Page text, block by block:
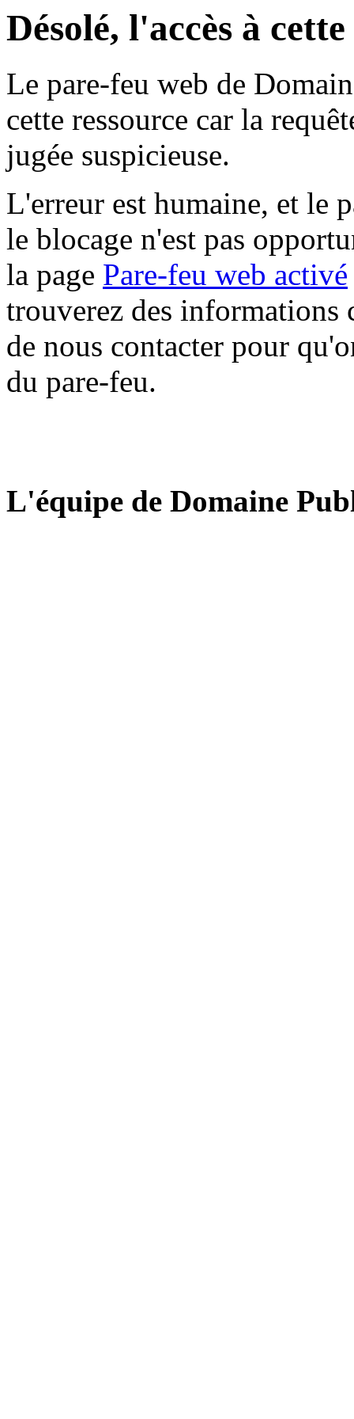
Désolé, l'accès à
Le pare-feu web de
cette ressource car la
jugée suspicieuse.
L'erreur est humaine, et le
le blocage n'est pas
la page Pare-feu web activé
trouverez des informations
de nous contacter pour
du pare-feu.
L'équipe de Domaine